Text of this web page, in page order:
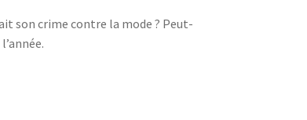
son crime contre la mode ? Peut-